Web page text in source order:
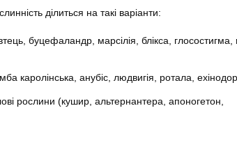
ділиться на такі варіанти:
буцефаландр, марсілія, блікса, глосостигма,
каролінська, анубіс, людвигія, ротала,
рослини (кушир, альтернантера, апоногетон,